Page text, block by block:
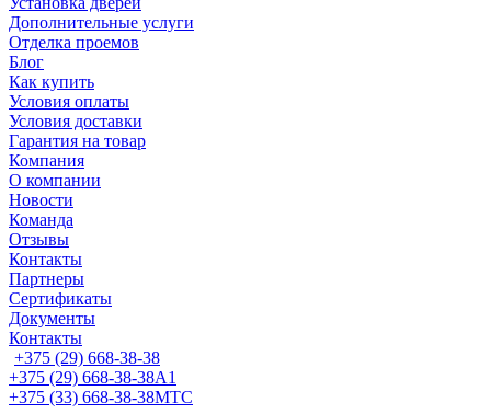
Дополнительные услуги
Отделка проемов
Блог
Как купить
Условия оплаты
Условия доставки
Гарантия на товар
Компания
О компании
Новости
Команда
Отзывы
Контакты
Партнеры
Сертификаты
Документы
Контакты
+375 (29) 668-38-38
+375 (29) 668-38-38A1
+375 (33) 668-38-38МТС